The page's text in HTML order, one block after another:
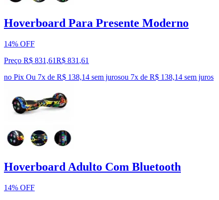
Hoverboard Para Presente Moderno
14% OFF
Preço R$ 831,61R$ 831 ,61
no Pix Ou 7x de R$ 138,14 sem jurosou 7x de R$ 138,14 sem juros
Hoverboard Adulto Com Bluetooth
14% OFF